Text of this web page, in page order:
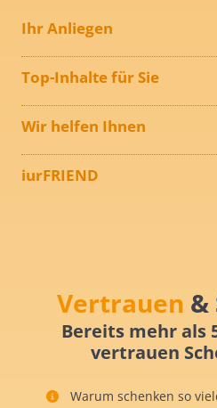
Ihr Anliegen
Top-Inhalte für Sie
Wir helfen Ihnen
iurFRIEND
Vertrauen &
Bereits mehr als
vertrauen
Warum schenken so